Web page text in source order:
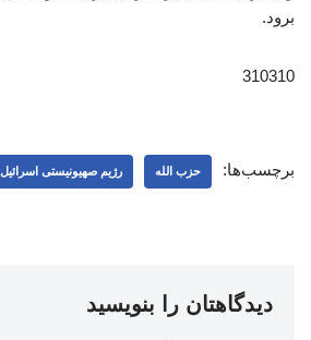
برود.
310310
برچسب‌ها: حزب الله رژیم صهیونیستی اسرائیل
دیدگاهتان را بنویسید